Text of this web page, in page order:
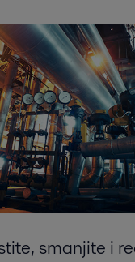
smanjite i